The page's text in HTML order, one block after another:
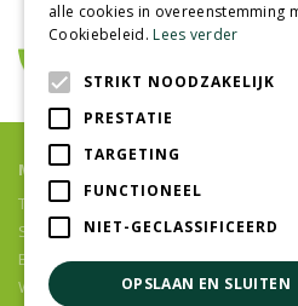
Meer informatie
Tuincentrum
Speelparadijs
Bloemenwinkel
Woonwinkel
alle cookies in overeenstemming
Cookiebeleid.Lees verder
STRIKT NOODZAKELIJK
PRESTATIE
TARGETING
FUNCTIONEEL
NIET-GECLASSIFICEERD
OPSLAAN EN SLUITEN